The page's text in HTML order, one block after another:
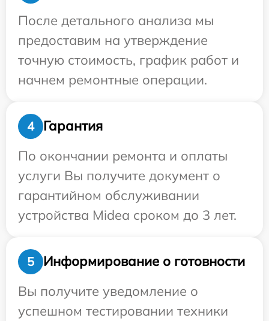
После детального анализа мы
предоставим на утверждение
точную стоимость, график работ и
начнем ремонтные операции.
4
Гарантия
По окончании ремонта и оплаты
услуги Вы получите документ о
гарантийном обслуживании
устройства Midea сроком до 3 лет.
5
Информирование о готовности
Вы получите уведомление о
успешном тестировании техники